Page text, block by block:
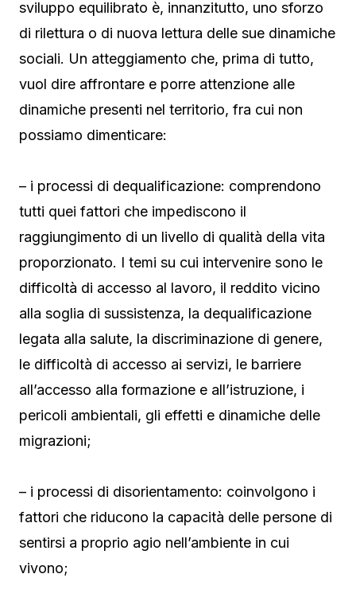
sviluppo equilibrato è, innanzitutto, uno sforzo
di rilettura o di nuova lettura delle sue dinamiche
sociali. Un atteggiamento che, prima di tutto,
vuol dire affrontare e porre attenzione alle
dinamiche presenti nel territorio, fra cui non
possiamo dimenticare:
– i processi di dequalificazione: comprendono
tutti quei fattori che impediscono il
raggiungimento di un livello di qualità della vita
proporzionato. I temi su cui intervenire sono le
difficoltà di accesso al lavoro, il reddito vicino
alla soglia di sussistenza, la dequalificazione
legata alla salute, la discriminazione di genere,
le difficoltà di accesso ai servizi, le barriere
all’accesso alla formazione e all’istruzione, i
pericoli ambientali, gli effetti e dinamiche delle
migrazioni;
– i processi di disorientamento: coinvolgono i
fattori che riducono la capacità delle persone di
sentirsi a proprio agio nell’ambiente in cui
vivono;